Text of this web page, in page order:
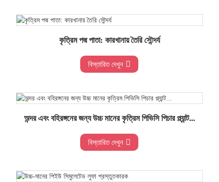
কৃত্রিম পদ্ম পাতা: কারখানায় তৈরি সৌন্দর্য
বিস্তারিত দেখুন
অন্দর এবং বহিরঙ্গনের জন্য উচ্চ মানের কৃত্রিম পিভিসি পিচার প্ল্যান্ট...
বিস্তারিত দেখুন